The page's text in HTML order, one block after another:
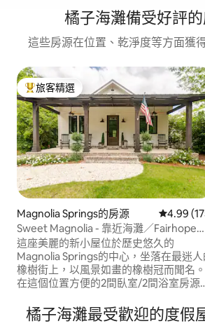
橘子海灘備受好評
這些房源在位置、乾淨度等方面獲
旅客精選榜首
旅客精選
Magnolia Springs的房源 從 175
4.99
Sweet Magnolia - 靠近海灘／Fairhope／
Foley
這座美麗的新小屋位於歷史悠久的
Magnolia Springs的中心，坐落在最迷人
橡樹街上，以風景如畫的橡樹冠而聞名。
在這個位置方便的2間臥室/2間浴室房源
沙灘 * 16 英里 - The Wharf, Orange
* 13 英里 - Sportsplex * 9 英里 - OWA
橘子海灘最受歡迎的度假